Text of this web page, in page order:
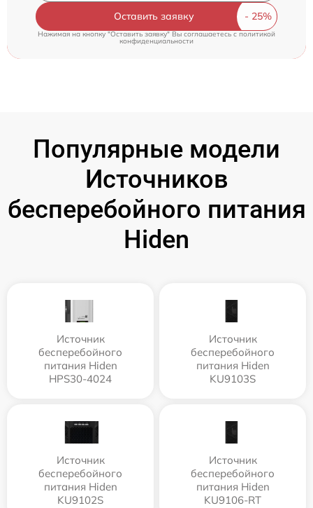
Оставить заявку
Нажимая на кнопку "Оставить заявку" Вы соглашаетесь c политикой
конфиденциальности
Популярные модели
Источников
бесперебойного питания
Hiden
Источник
бесперебойного
питания Hiden
HPS30-4024
Источник
бесперебойного
питания Hiden
KU9103S
Источник
бесперебойного
питания Hiden
KU9102S
Источник
бесперебойного
питания Hiden
KU9106-RT